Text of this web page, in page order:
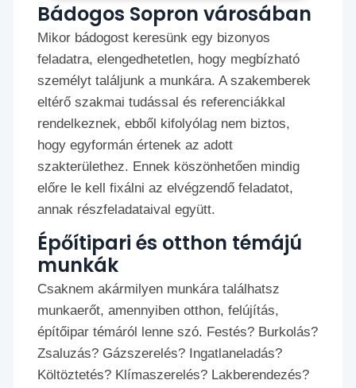
Bádogos Sopron városában
Mikor bádogost keresünk egy bizonyos
feladatra, elengedhetetlen, hogy megbízható
személyt találjunk a munkára. A szakemberek
eltérő szakmai tudással és referenciákkal
rendelkeznek, ebből kifolyólag nem biztos,
hogy egyformán értenek az adott
szakterülethez. Ennek köszönhetően mindig
előre le kell fixálni az elvégzendő feladatot,
annak részfeladataival együtt.
Épőítipari és otthon témájú
munkák
Csaknem akármilyen munkára találhatsz
munkaerőt, amennyiben otthon, felújítás,
építőipar témáról lenne szó. Festés? Burkolás?
Zsaluzás? Gázszerelés? Ingatlaneladás?
Költöztetés? Klímaszerelés? Lakberendezés?